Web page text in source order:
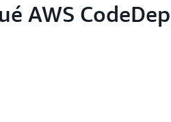
AWS